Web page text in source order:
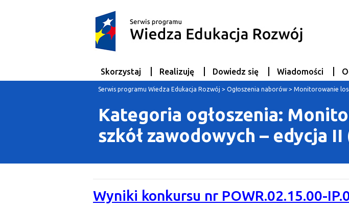
Skorzystaj Realizuję Dowiedz się Wiadomości
Serwis programu Wiedza Edukacja Rozwój > Ogłoszenia naborów > Monitorowanie
Kategoria ogłoszenia:
szkół zawodowych – edycja II
Wyniki konkursu nr POWR.02.15.00-